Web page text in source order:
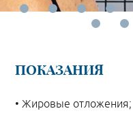
ПОКАЗАНИЯ
• Жировые отложения;